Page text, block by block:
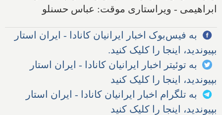
ابراهیمی - ویراستاری موقت: عباس حسنلو
به فیس‌بوک اخبار ایرانیان کانادا - ایران استار
بپیوندید، اینجا را کلیک کنید.
به توئیتر اخبار ایرانیان کانادا - ایران استار
بپیوندید، اینجا را کلیک کنید
به تلگرام اخبار ایرانیان کانادا - ایران استار
بپیوندید، اینجا را کلیک کنید